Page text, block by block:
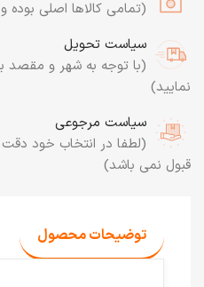
(تمامی کالاها اصلی بوده
سیاست تحویل
(با توجه به شهر و مقصد
نمایید)
سیاست مرجوعی
(لطفا در انتخاب خود
قبول نمی باشد)
توضیحات محصول